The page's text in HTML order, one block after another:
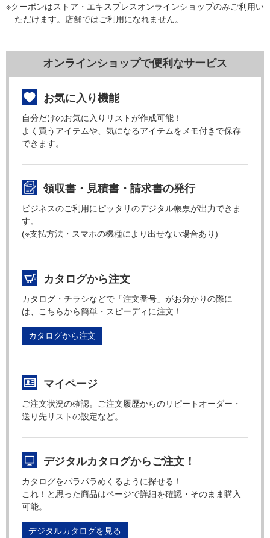
※クーポンはストア・エキスプレスオンラインショップのみご利用い
ただけます。店舗ではご利用になれません。
オンラインショップで便利なサービス
お気に入り機能
自分だけのお気に入りリストが作成可能！
よく買うアイテムや、気になるアイテムをメモ付きで保存
できます。
領収書・見積書・請求書の発行
ビジネスのご利用にピッタリのデジタル帳票が出力できま
す。
(※支払方法・スマホの機種により出せない場合あり)
カタログから注文
カタログ・チラシなどで「注文番号」がお分かりの際に
は、こちらから簡単・スピーディに注文！
カタログから注文
マイページ
ご注文状況の確認。ご注文履歴からのリピートオーダー・
送り先リストの設定など。
デジタルカタログからご注文！
カタログをパラパラめくるように探せる！
これ！と思った商品はページで詳細を確認・そのまま購入
可能。
デジタルカタログを見る